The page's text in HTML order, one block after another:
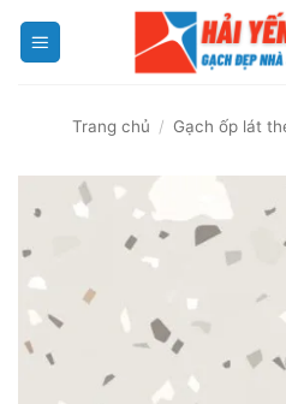
Trang chủ / Gạch ốp lát